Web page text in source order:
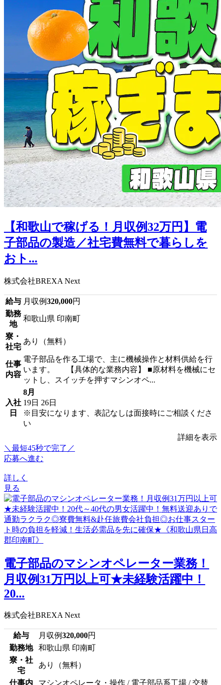
【和歌山で稼げる！月収例32万円】電
子部品の製造／社宅費無料で暮らしを
おト...
株式会社BREXA Next
給与 月収例320,000円
勤務
地
和歌山県 印南町
寮・
社宅
あり（無料）
仕事
内容
電子部品を作る工場で、主に機械操作と材料供給を行
います。 【具体的な業務内容】 ■原材料を機械にセ
ットし、スイッチを押すマシンオペ...
入社
日
8月
19日 26日
※目安になります、表記なしは面接時にご相談くださ
い
詳細を表示
＼最短45秒で完了／
応募へ進む
詳しく
見る
電子部品のマシンオペレーター業務！
月収例31万円以上可★未経験活躍中！
20...
株式会社BREXA Next
給与 月収例320,000円
勤務地
和歌山県 印南町
寮・社
宅
あり（無料）
仕事内 マシンオペレータ・操作 / 電子部品系工場 / 交替